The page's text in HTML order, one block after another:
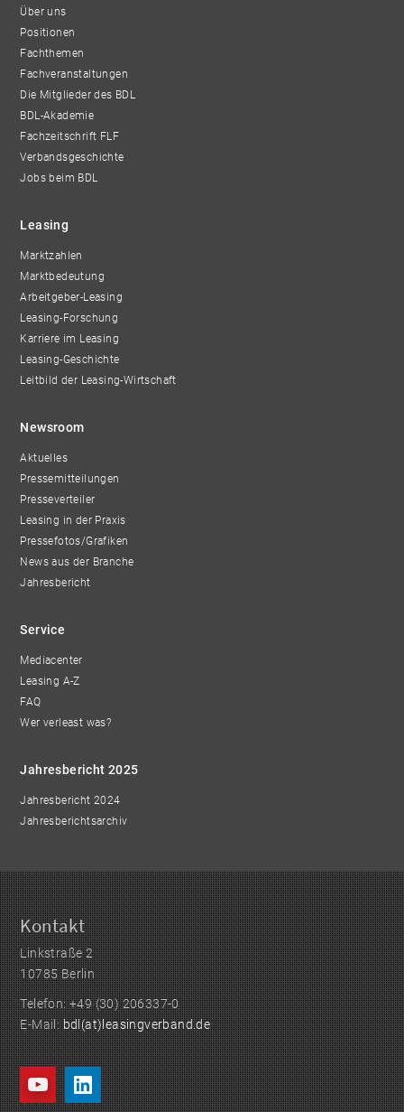
Über uns
Positionen
Fachthemen
Fachveranstaltungen
Die Mitglieder des BDL
BDL-Akademie
Fachzeitschrift FLF
Verbandsgeschichte
Jobs beim BDL
Leasing
Marktzahlen
Marktbedeutung
Arbeitgeber-Leasing
Leasing-Forschung
Karriere im Leasing
Leasing-Geschichte
Leitbild der Leasing-Wirtschaft
Newsroom
Aktuelles
Pressemitteilungen
Presseverteiler
Leasing in der Praxis
Pressefotos/Grafiken
News aus der Branche
Jahresbericht
Service
Mediacenter
Leasing A-Z
FAQ
Wer verleast was?
Jahresbericht 2025
Jahresbericht 2024
Jahresberichtsarchiv
Kontakt
Linkstraße 2
10785 Berlin
Telefon: +49 (30) 206337-0
E-Mail:bdl(at)leasingverband.de